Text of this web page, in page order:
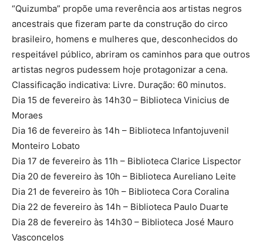
“Quizumba” propõe uma reverência aos artistas negros
ancestrais que fizeram parte da construção do circo
brasileiro, homens e mulheres que, desconhecidos do
respeitável público, abriram os caminhos para que outros
artistas negros pudessem hoje protagonizar a cena.
Classificação indicativa: Livre. Duração: 60 minutos.
Dia 15 de fevereiro às 14h30 – Biblioteca Vinicius de
Moraes
Dia 16 de fevereiro às 14h – Biblioteca Infantojuvenil
Monteiro Lobato
Dia 17 de fevereiro às 11h – Biblioteca Clarice Lispector
Dia 20 de fevereiro às 10h – Biblioteca Aureliano Leite
Dia 21 de fevereiro às 10h – Biblioteca Cora Coralina
Dia 22 de fevereiro às 14h – Biblioteca Paulo Duarte
Dia 28 de fevereiro às 14h30 – Biblioteca José Mauro
Vasconcelos